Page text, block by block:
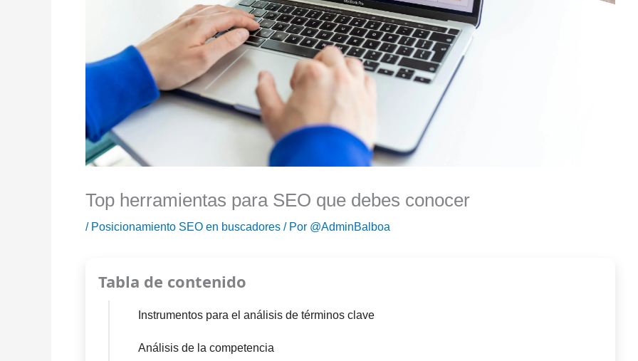
Top herramientas para SEO que debes conocer
/ Posicionamiento SEO en buscadores / Por @AdminBalboa
Tabla de contenido
Instrumentos para el análisis de términos clave
Análisis de la competencia